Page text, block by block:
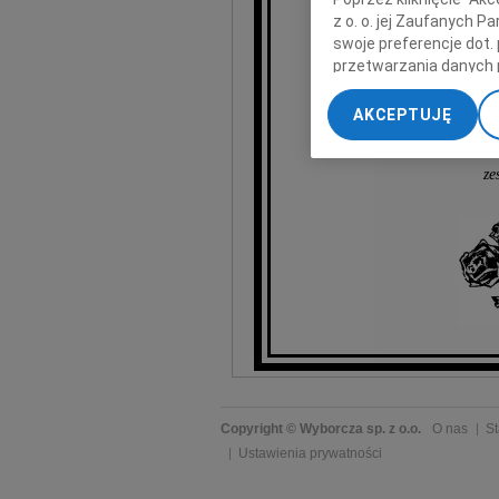
Copyright © Wyborcza sp. z o.o. O nas
Ustawienia prywatności
z o. o. jej Zaufanych
swoje preferencje dot.
przetwarzania danych
„Ustawienia
My, nasi Zaufani
dokładnych danych
Przechowywanie
AKCEPTUJĘ